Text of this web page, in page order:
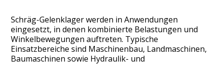
Schräg-Gelenklager werden in Anwendungen
eingesetzt, in denen kombinierte Belastungen und
Winkelbewegungen auftreten. Typische
Einsatzbereiche sind Maschinenbau, Landmaschinen,
Baumaschinen sowie Hydraulik- und